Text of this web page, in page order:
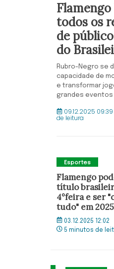
todos os
de
do
Rubro-Negro se
capacidade de
e transformar
grandes eventos
09.12.2025 09:39
de leitura
Esportes
Flamengo
título
4°feira e ser
tudo" em 2025
03.12.2025 12:02
5 minutos de